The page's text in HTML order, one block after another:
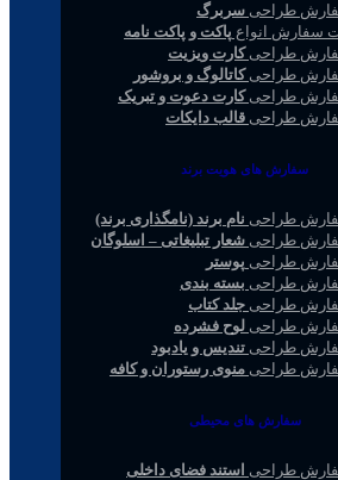
طراحی سربرگ
سفارش انواع پاکت و پاکت نامه
طراحیکارت ویزیت
طراحیکاتالوگ و بروشور
طراحیکارت دعوت و تبریک
طراحی قالب دایکات
سفارش های هویت برند
طراحی نام برند (نامگذاری برند)
طراحی شعار تبلیغاتی – اسلوگان
طراحی پوستر
طراحی بسته بندی
طراحی جلد کتاب
طراحی لوح فشرده
طراحی تندیس و یادبود
طراحی منوی رستوران و کافه
سفارش های محیطی
طراحی استند فضای داخلی